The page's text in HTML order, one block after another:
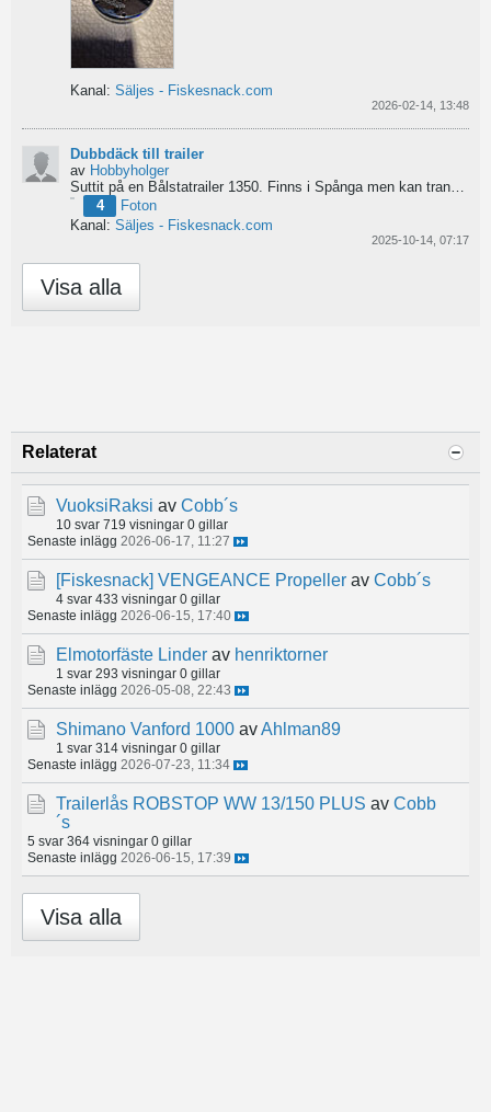
Kanal: Säljes - Fiskesnack.com
2026-02-14, 13:48
Dubbdäck till trailer
av Hobbyholger
Suttit på en Bålstatrailer 1350. Finns i Spånga men kan transporteras mot Linköping. 500kr
4
Foton
Kanal: Säljes - Fiskesnack.com
2025-10-14, 07:17
Visa alla
Relaterat
VuoksiRaksi av Cobb´s
10 svar 719 visningar 0 gillar
Senaste inlägg 2026-06-17, 11:27
[Fiskesnack] VENGEANCE Propeller av Cobb´s
4 svar 433 visningar 0 gillar
Senaste inlägg 2026-06-15, 17:40
Elmotorfäste Linder av henriktorner
1 svar 293 visningar 0 gillar
Senaste inlägg 2026-05-08, 22:43
Shimano Vanford 1000 avAhlman89
1 svar 314 visningar 0 gillar
Senaste inlägg 2026-07-23, 11:34
Trailerlås ROBSTOP WW 13/150 PLUS av Cobb
´s
5 svar 364 visningar 0 gillar
Senaste inlägg 2026-06-15, 17:39
Visa alla